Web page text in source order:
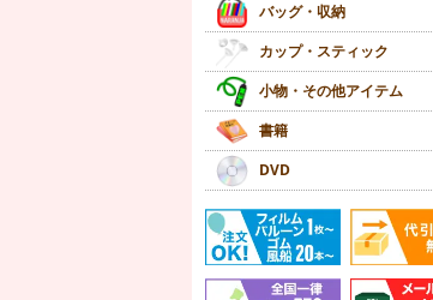
バッグ・収納
カップ・スティック
小物・その他アイテム
書籍
DVD